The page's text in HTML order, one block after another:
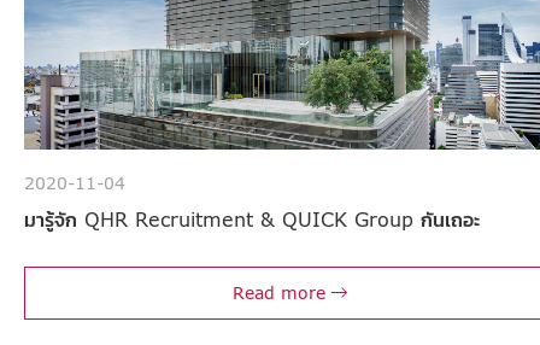
2020-11-04
มารู้จัก QHR Recruitment & QUICK Group กันเถอะ
Read more